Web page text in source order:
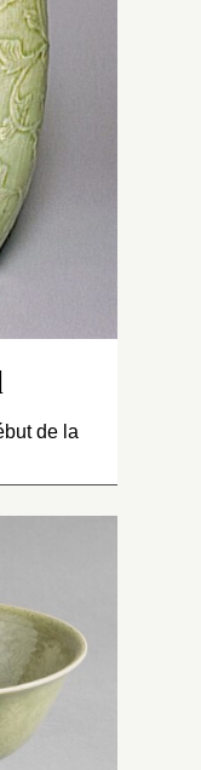
à
col et la
;
de lotus.
nue.
de la